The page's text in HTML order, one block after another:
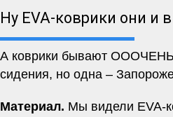
Ну EVA-коврики они и
А коврики бывают ОООЧЕНЬ
сидения, но одна –
Материал. Мы видели EVA-